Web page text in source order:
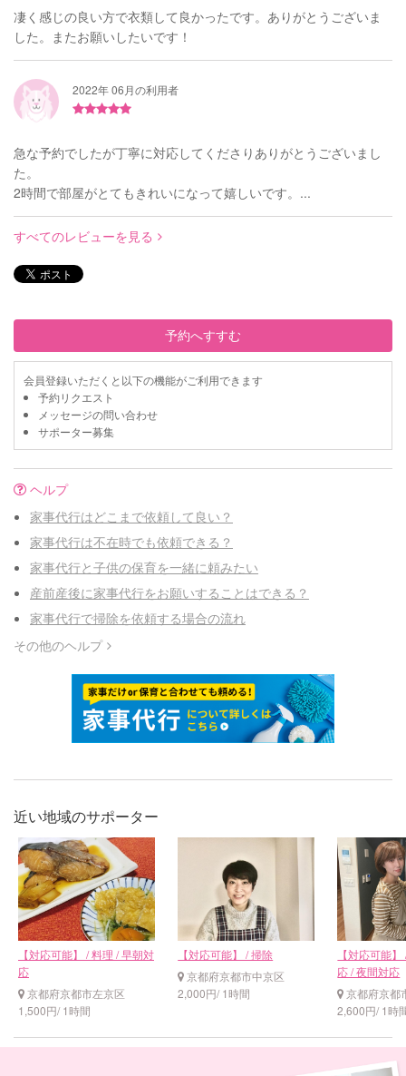
凄く感じの良い方で衣類して良かったです。ありがとうございま
した。またお願いしたいです！
2022年 06月の利用者
急な予約でしたが丁寧に対応してくださりありがとうございまし
た。
2時間で部屋がとてもきれいになって嬉しいです。...
すべてのレビューを見る
予約へすすむ
会員登録いただくと以下の機能がご利用できます
予約リクエスト
メッセージの問い合わせ
サポーター募集
ヘルプ
家事代行はどこまで依頼して良い？
家事代行は不在時でも依頼できる？
家事代行と子供の保育を一緒に頼みたい
産前産後に家事代行をお願いすることはできる？
家事代行で掃除を依頼する場合の流れ
その他のヘルプ
近い地域のサポーター
【対応可能】 / 料理 / 早朝対
応
京都府京都市左京区
1,500円/ 1時間
【対応可能】 / 掃除
京都府京都市中京区
2,000円/ 1時間
【対応可能
応 / 夜間対応
京都府京都
2,600円/ 1時